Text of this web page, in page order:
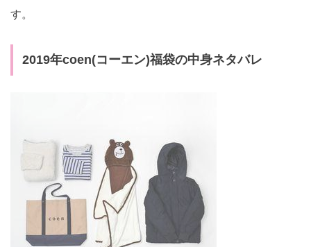
す。
2019年coen(コーエン)福袋の中身ネタバレ